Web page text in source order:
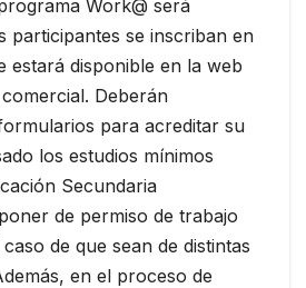
Work@ será
participantes se inscriban en
estará disponible en la web
Deberán
para acreditar su
los estudios mínimos
Secundaria
de permiso de trabajo
de que sean de distintas
en el proceso de